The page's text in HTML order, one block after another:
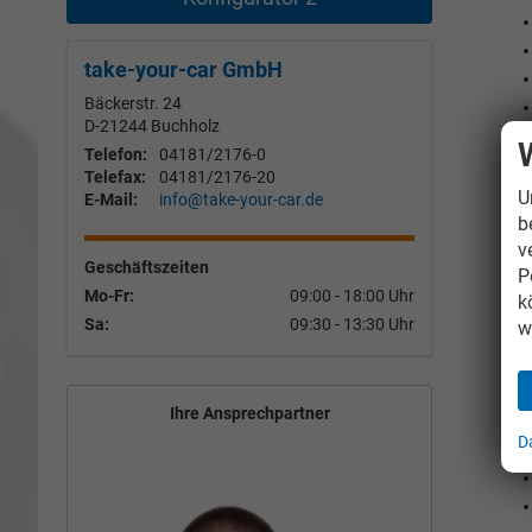
take-your-car GmbH
Bäckerstr. 24
D-21244 Buchholz
Telefon:
04181/2176-0
Telefax:
04181/2176-20
E-Mail:
info@take-your-car.de
Geschäftszeiten
Mo-Fr:
09:00 - 18:00 Uhr
Sa:
09:30 - 13:30 Uhr
Ihre Ansprechpartner